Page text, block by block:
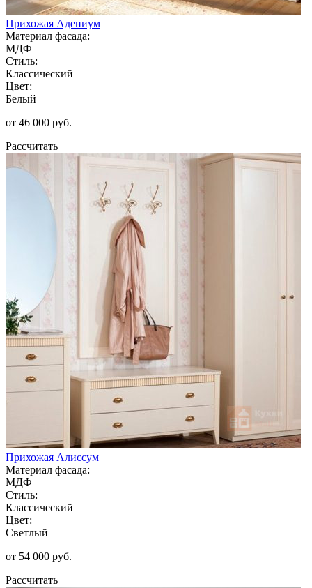
Прихожая Адениум
Материал фасада:
МДФ
Стиль:
Классический
Цвет:
Белый
от 46 000 руб.
Рассчитать
Прихожая Алиссум
Материал фасада:
МДФ
Стиль:
Классический
Цвет:
Светлый
от 54 000 руб.
Рассчитать